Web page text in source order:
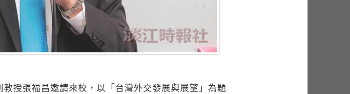
授張福昌邀請來校，以「台灣外交發展與展望」為題